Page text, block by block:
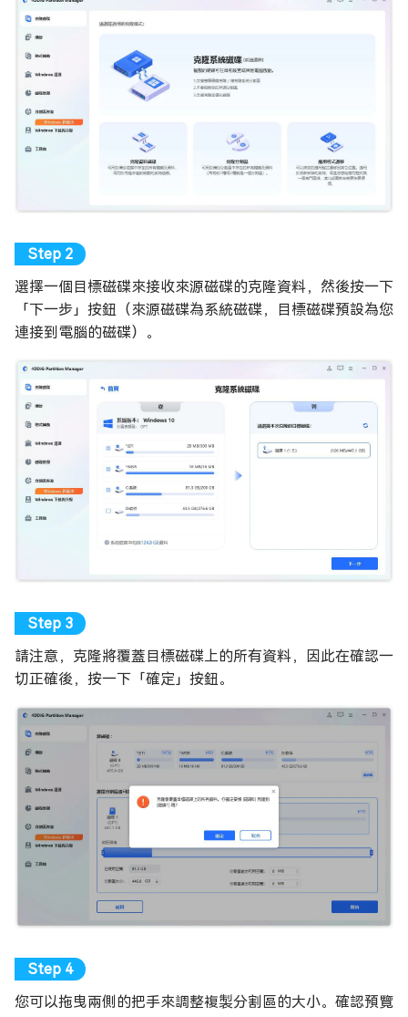
選擇一個目標磁碟來接收來源磁碟的克隆資料，然後按一下
「下一步」按鈕（來源磁碟為系統磁碟，目標磁碟預設為您
連接到電腦的磁碟）。
請注意，克隆將覆蓋目標磁碟上的所有資料，因此在確認一
切正確後，按一下「確定」按鈕。
您可以拖曳兩側的把手來調整複製分割區的大小。確認預覽